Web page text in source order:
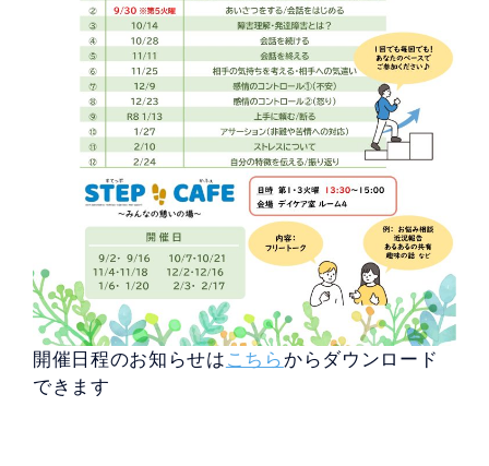
開催日程のお知らせは こちら からダウンロード
できます